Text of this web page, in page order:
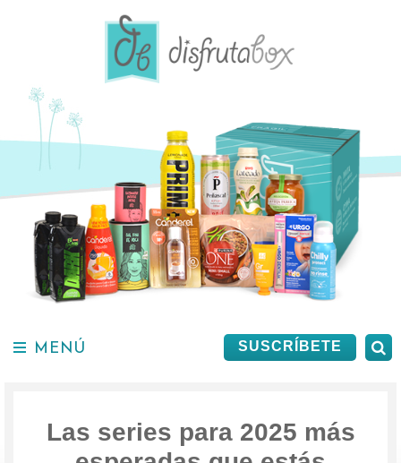
SUSCRÍBETE
MENÚ
Las series para 2025 más